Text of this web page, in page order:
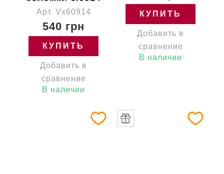
Арт. Vx60914
540 грн
КУПИТЬ
Добавить в
сравнение
В наличии
КУПИТЬ
Добавить в
сравнение
В наличии